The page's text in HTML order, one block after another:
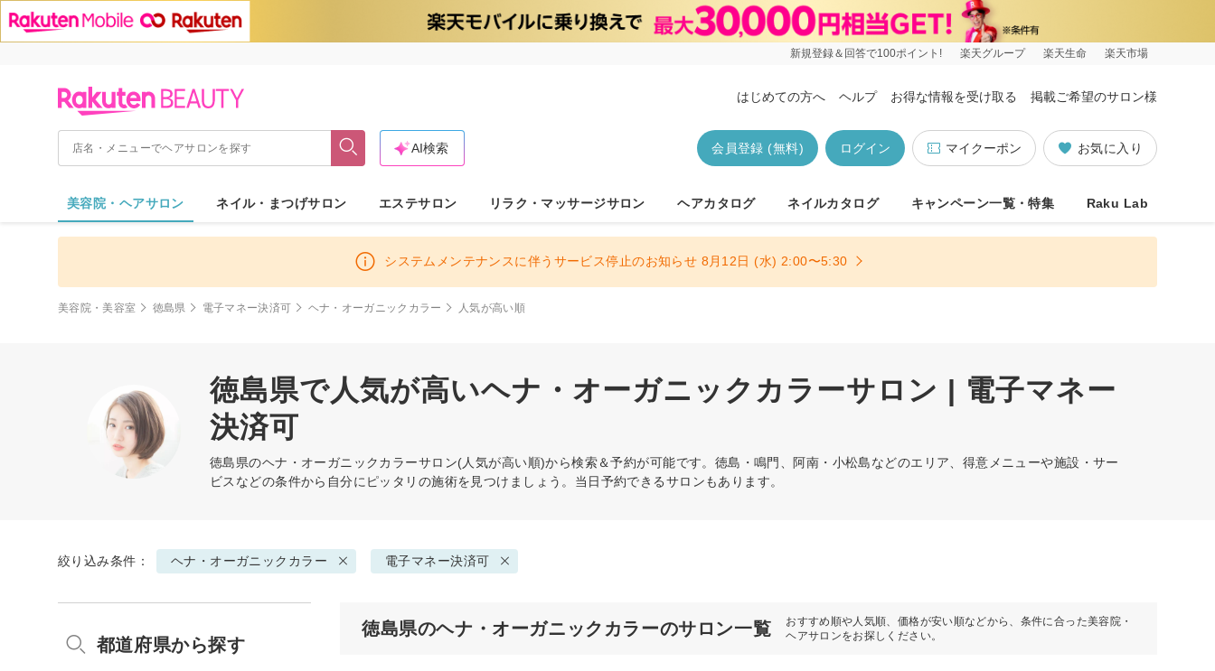
新規登録＆回答で100ポイント! 楽天グループ 楽天生命 楽天市場
はじめての方へ ヘルプ お得な情報を受け取る 掲載ご希望のサロン様
お気に入り
マイクーポン
ログイン
会員登録 (無料)
AI検索
美容院・ヘアサロン ネイル・まつげサロン エステサロン リラク・マッサージサロン ヘアカタログ ネイルカタログ キャンペーン一覧・特集 Raku Lab
システムメンテナンスに伴うサービス停止のお知らせ 8月12日 (水) 2:00〜5:30
美容院・美容室 徳島県 電子マネー決済可 ヘナ・オーガニックカラー 人気が高い順
徳島県で人気が高いヘナ・オーガニックカラーサロン | 電子マネー
決済可
徳島県のヘナ・オーガニックカラーサロン(人気が高い順)から検索＆予約が可能です。徳島・鳴門、阿南・小松島などのエリア、得意メニューや施設・サー
ビスなどの条件から自分にピッタリの施術を見つけましょう。当日予約できるサロンもあります。
絞り込み条件： ヘナ・オーガニックカラー 電子マネー決済可
徳島県のヘナ・オーガニックカラーのサロン一覧
おすすめ順や人気順、価格が安い順などから、条件に合った美容院・
ヘアサロンをお探しください。
都道府県から探す